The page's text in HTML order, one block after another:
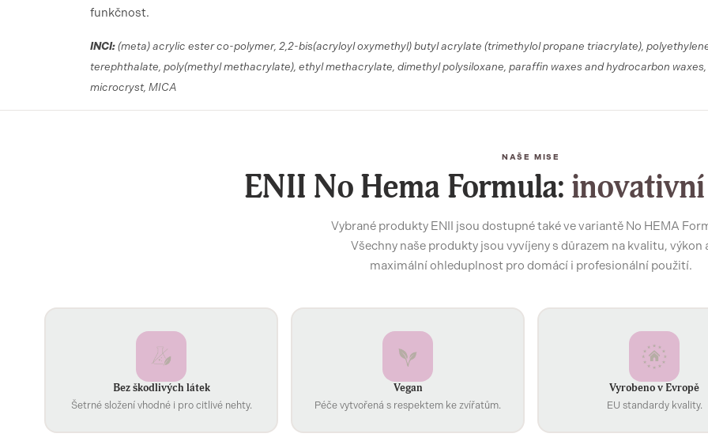
funkčnost.
INCI: (meta) acrylic ester co-polymer, 2,2-bis(acryloyl oxymethyl) butyl acrylate (trimethylol propane triacrylate),
terephthalate, poly(methyl methacrylate), ethyl methacrylate, dimethyl polysiloxane, paraffin waxes and hydrocarbon waxes,
microcryst, MICA
NAŠE MISE
ENII No Hema Formula:
Vybrané produkty ENII jsou dostupné také ve variantě No HEMA
Všechny naše produkty jsou vyvíjeny s důrazem na kvalitu, výkon
maximální ohleduplnost pro domácí i profesionální použití.
Bez škodlivých látek
Šetrné složení vhodné i pro citlivé nehty.
Vegan
Péče vytvořená s respektem ke zvířatům.
Vyrobeno v Evropě
EU standardy kvality.